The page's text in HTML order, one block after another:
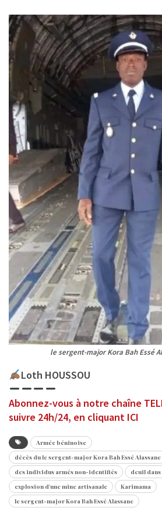
le sergent-major Kora Bah Essé
Loth HOUSSOU
Abonnez-vous à notre chaîne
suivre 24h/24, en cliquant ICI
Armée béninoise
décès du le sergent-major Kora Bah Essé Alassane
des individus armés non-identifiés
deuil
explosion d'une mine artisanale
Karimama
le sergent-major Kora Bah Essé Alassane